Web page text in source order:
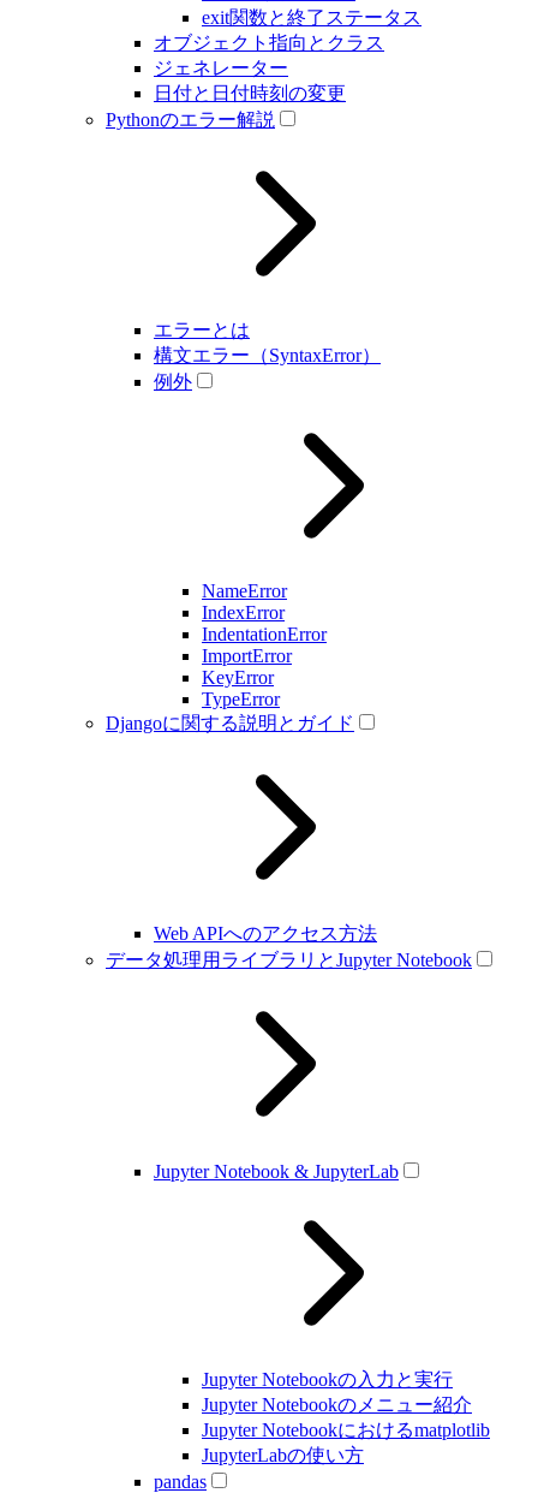
exit関数と終了ステータス
オブジェクト指向とクラス
ジェネレーター
日付と日付時刻の変更
Pythonのエラー解説
エラーとは
構文エラー（SyntaxError）
例外
NameError
IndexError
IndentationError
ImportError
KeyError
TypeError
Djangoに関する説明とガイド
Web APIへのアクセス方法
データ処理用ライブラリとJupyter Notebook
Jupyter Notebook & JupyterLab
Jupyter Notebookの入力と実行
Jupyter Notebookのメニュー紹介
Jupyter Notebookにおけるmatplotlib
JupyterLabの使い方
pandas